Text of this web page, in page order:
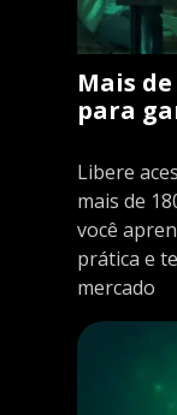
Mais
para
Libere
mais de
você
prática e
mercado